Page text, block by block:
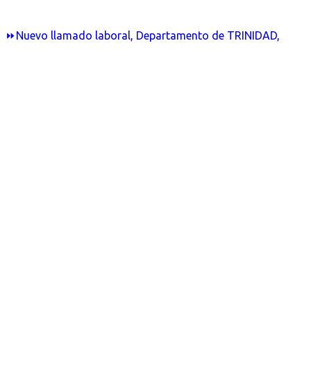
⏩Nuevo llamado laboral, Departamento de TRINIDAD,